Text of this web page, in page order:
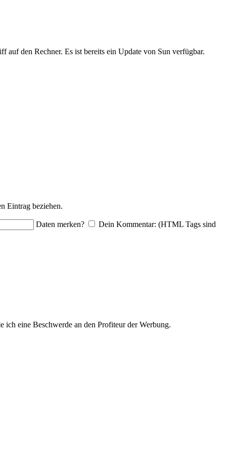
auf den Rechner. Es ist bereits ein Update von Sun verfügbar.
Eintrag beziehen.
Daten merken? Dein Kommentar: (HTML Tags sind
ich eine Beschwerde an den Profiteur der Werbung.